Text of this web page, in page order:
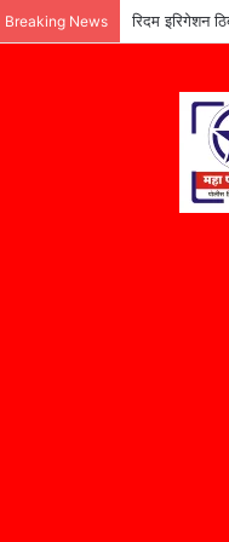
Breaking News रिदम इरिगेशन